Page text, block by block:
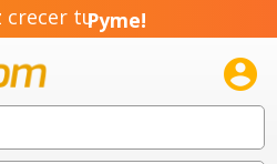
crecer tuPyme!
Emprendimiento!
